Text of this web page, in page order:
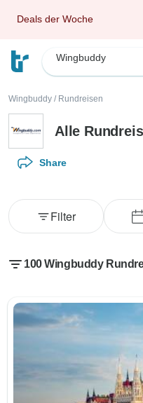
Deals der Woche
Wingbuddy
Wingbuddy / Rundreisen
Alle
Share
Filter
100 Wingbuddy